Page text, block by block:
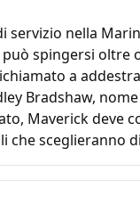
servizio nella
spingersi oltre
a
Bradshaw,
Maverick deve
che sceglieranno